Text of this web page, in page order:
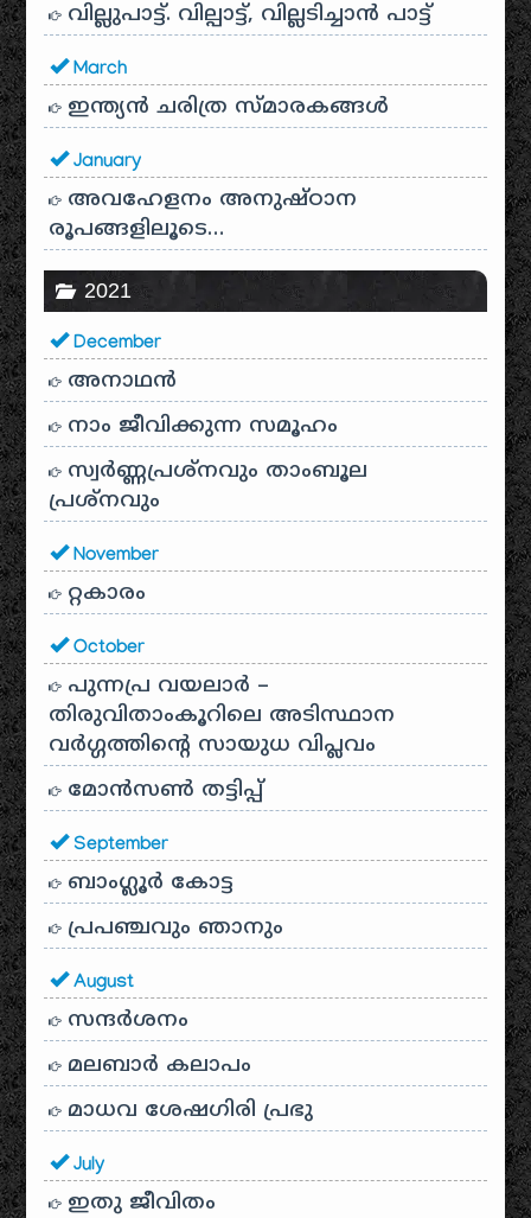
വില്ലുപാട്ട്. വില്പാട്ട്, വില്ലടിച്ചാൻ പാട്ട്
March
ഇന്ത്യൻ ചരിത്ര സ്മാരകങ്ങൾ
January
അവഹേളനം അനുഷ്ഠാന
രൂപങ്ങളിലൂടെ…
2021
December
അനാഥന്‍
നാം ജീവിക്കുന്ന സമൂഹം
സ്വര്‍ണ്ണപ്രശ്‌നവും താംബൂല
പ്രശ്‌നവും
November
റ്റകാരം
October
പുന്നപ്ര വയലാർ –
തിരുവിതാംകൂറിലെ അടിസ്ഥാന
വർഗ്ഗത്തിന്റെ സായുധ വിപ്ലവം
മോൻസൺ തട്ടിപ്പ്
September
ബാംഗ്ലൂർ കോട്ട
പ്രപഞ്ചവും ഞാനും
August
സന്ദര്‍ശനം
മലബാർ കലാപം
മാധവ ശേഷഗിരി പ്രഭു
July
ഇതു ജീവിതം